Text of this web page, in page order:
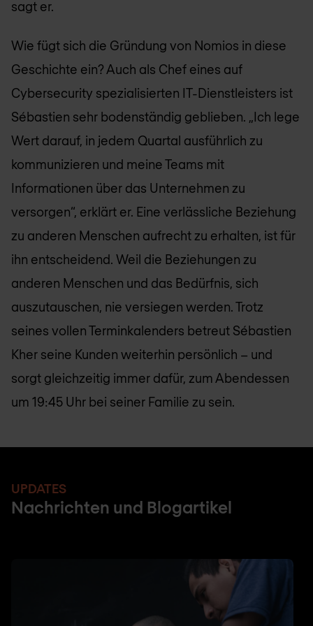
sagt er.
Wie fügt sich die Gründung von Nomios in diese
Geschichte ein? Auch als Chef eines auf
Cybersecurity spezialisierten IT-Dienstleisters ist
Sébastien sehr bodenständig geblieben. „Ich lege
Wert darauf, in jedem Quartal ausführlich zu
kommunizieren und meine Teams mit
Informationen über das Unternehmen zu
versorgen“, erklärt er. Eine verlässliche Beziehung
zu anderen Menschen aufrecht zu erhalten, ist für
ihn entscheidend. Weil die Beziehungen zu
anderen Menschen und das Bedürfnis, sich
auszutauschen, nie versiegen werden. Trotz
seines vollen Terminkalenders betreut Sébastien
Kher seine Kunden weiterhin persönlich – und
sorgt gleichzeitig immer dafür, zum Abendessen
um 19:45 Uhr bei seiner Familie zu sein.
UPDATES
Nachrichten und Blogartikel